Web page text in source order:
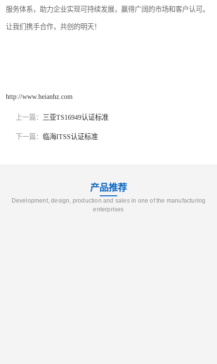
服务体系，助力企业实现可持续发展，赢得广阔的市场和客户认可。
让我们携手合作，共创的明天！
http://www.heianhz.com
上一篇： 三亚TS16949认证标准
下一篇： 临海ITSS认证标准
产品推荐
Development, design, production and sales in one of the manufacturing
enterprises